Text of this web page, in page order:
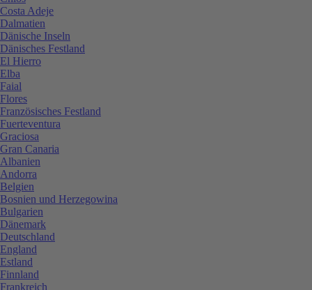
Costa Adeje
Dalmatien
Dänische Inseln
Dänisches Festland
El Hierro
Elba
Faial
Flores
Französisches Festland
Fuerteventura
Graciosa
Gran Canaria
Albanien
Andorra
Belgien
Bosnien und Herzegowina
Bulgarien
Dänemark
Deutschland
England
Estland
Finnland
Frankreich